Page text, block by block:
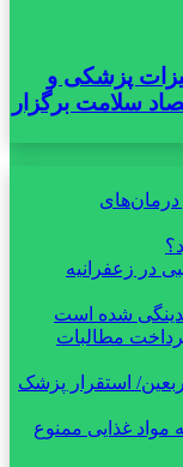
پزشکی و
سلامت برگزار